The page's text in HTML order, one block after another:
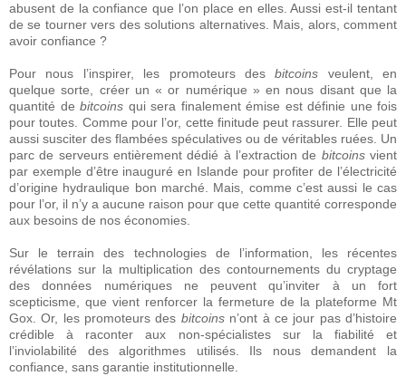
abusent de la confiance que l’on place en elles. Aussi est-il tentant
de se tourner vers des solutions alternatives. Mais, alors, comment
avoir confiance ?
Pour nous l’inspirer, les promoteurs desbitcoins veulent, en
quelque sorte, créer un « or numérique » en nous disant que la
quantité de bitcoins qui sera finalement émise est définie une fois
pour toutes. Comme pour l’or, cette finitude peut rassurer. Elle peut
aussi susciter des flambées spéculatives ou de véritables ruées. Un
parc de serveurs entièrement dédié à l’extraction de bitcoinsvient
par exemple d’être inauguré en Islande pour profiter de l’électricité
d’origine hydraulique bon marché. Mais, comme c’est aussi le cas
pour l’or, il n’y a aucune raison pour que cette quantité corresponde
aux besoins de nos économies.
Sur le terrain des technologies de l’information, les récentes
révélations sur la multiplication des contournements du cryptage
des données numériques ne peuvent qu’inviter à un fort
scepticisme, que vient renforcer la fermeture de la plateforme Mt
Gox. Or, les promoteurs des bitcoinsn’ont à ce jour pas d’histoire
crédible à raconter aux non-spécialistes sur la fiabilité et
l’inviolabilité des algorithmes utilisés. Ils nous demandent la
confiance, sans garantie institutionnelle.